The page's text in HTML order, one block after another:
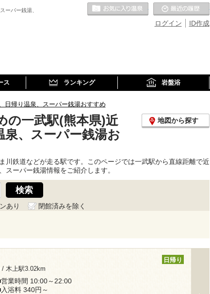
ーパー銭湯、
ID作成
ログイン
お気に入りの温泉
ス ランキング 岩盤浴
日帰り温泉、スーパー銭湯おすすめ
の一武駅(熊本県)近
泉、スーパー銭湯お
地図から探す
川鉄道などが走る駅です。このページでは一武駅から直線距離で近
スーパー銭湯情報をご紹介します。
あり
閉館済みを除く
/ 木上駅3.02km
日帰り
業時間 10:00～22:00
浴料 340円～